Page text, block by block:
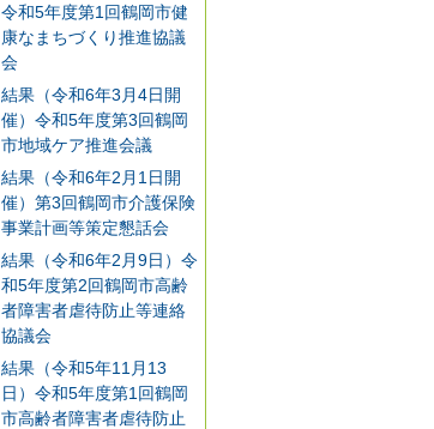
令和5年度第1回鶴岡市健
康なまちづくり推進協議
会
結果（令和6年3月4日開
催）令和5年度第3回鶴岡
市地域ケア推進会議
結果（令和6年2月1日開
催）第3回鶴岡市介護保険
事業計画等策定懇話会
結果（令和6年2月9日）令
和5年度第2回鶴岡市高齢
者障害者虐待防止等連絡
協議会
結果（令和5年11月13
日）令和5年度第1回鶴岡
市高齢者障害者虐待防止